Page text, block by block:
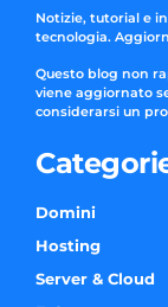
Notizie, tutorial e
tecnologia.
Questo blog non
viene aggiornato
considerarsi un
Domini
Hosting
Server & Cloud